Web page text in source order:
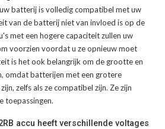
batterij is volledig compatibel met uw
van de batterij niet van invloed is op de
met een hogere capaciteit zullen uw
voorzien voordat u ze opnieuw moet
is het ook belangrijk om de grootte en
omdat batterijen met een grotere
zelfs als ze compatibel zijn. Ze zijn
toepassingen.
accu heeft verschillende voltages